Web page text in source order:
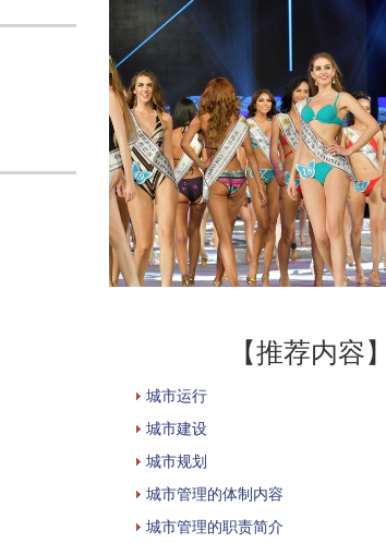
【推荐内容】
城市运行
城市建设
城市规划
城市管理的体制内容
城市管理的职责简介